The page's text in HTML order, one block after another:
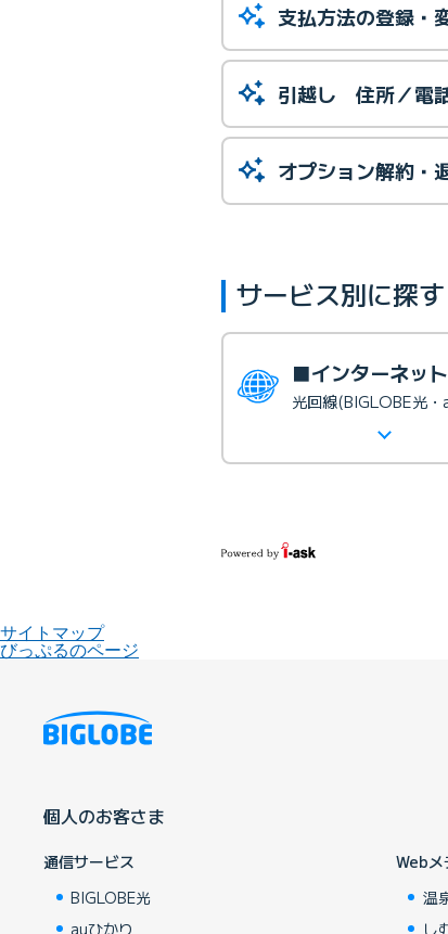
支払方法の登録・
引越し 住所／電
オプション解約・
サービス別に探す
■インターネッ
光回線(BIGLOBE光・
サイトマップ
びっぷるのページ
個人のお客さま
通信サービス
BIGLOBE光
auひかり
Webメ
温
し